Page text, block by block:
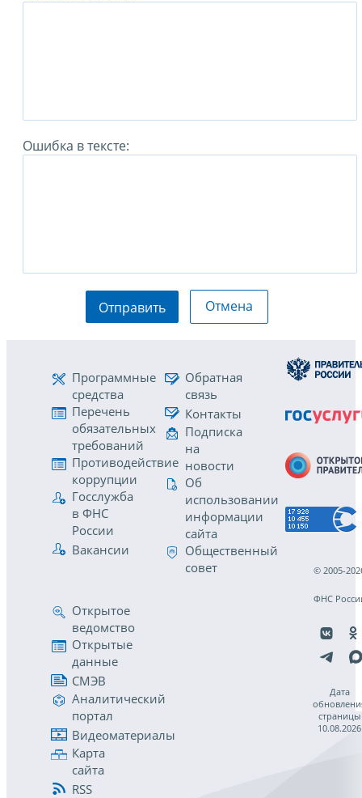
Ошибка в тексте:
Отправить Отмена
Программные
средства
Перечень
обязательных
требований
Противодействие
коррупции
Госслужба
в ФНС
России
Вакансии
Обратная
связь
Контакты
Подписка
на
новости
Об
использовании
информации
сайта
Общественный
совет
Открытое
ведомство
Открытые
данные
СМЭВ
Аналитический
портал
Видеоматериалы
Карта
сайта
RSS
© 2005-
ФНС
Дата
страницы
10.08.2026